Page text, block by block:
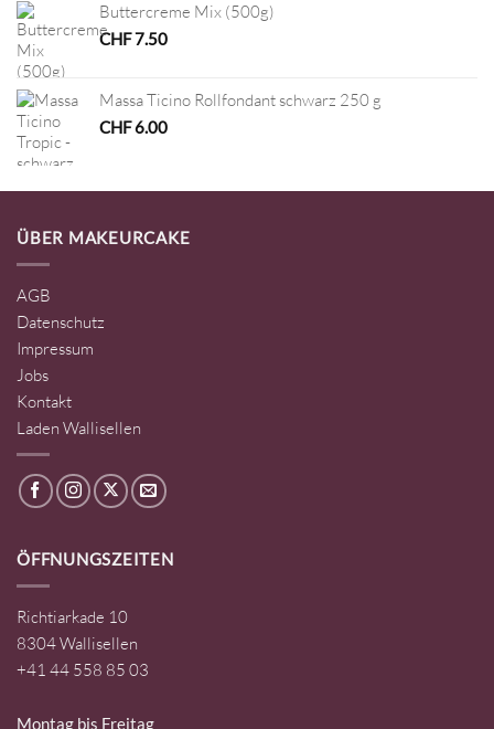
Buttercreme Mix (500g)
CHF7.50
Massa Ticino Rollfondant schwarz 250 g
CHF6.00
ÜBER MAKEURCAKE
AGB
Datenschutz
Impressum
Jobs
Kontakt
Laden Wallisellen
ÖFFNUNGSZEITEN
Richtiarkade 10
8304 Wallisellen
+41 44 558 85 03
Montag bis Freitag